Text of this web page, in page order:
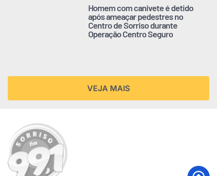
Homem com canivete é detido
após ameaçar pedestres no
Centro de Sorriso durante
Operação Centro Seguro
VEJA MAIS